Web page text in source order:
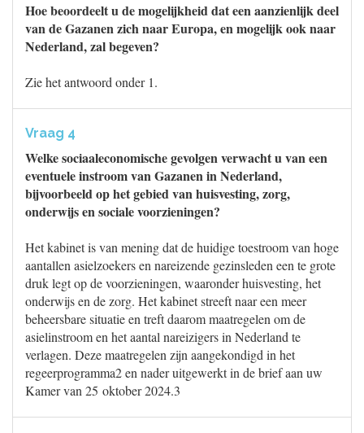
Hoe beoordeelt u de mogelijkheid dat een aanzienlijk deel
van de Gazanen zich naar Europa, en mogelijk ook naar
Nederland, zal begeven?
Zie het antwoord onder 1.
Vraag 4
Welke sociaaleconomische gevolgen verwacht u van een
eventuele instroom van Gazanen in Nederland,
bijvoorbeeld op het gebied van huisvesting, zorg,
onderwijs en sociale voorzieningen?
Het kabinet is van mening dat de huidige toestroom van hoge
aantallen asielzoekers en nareizende gezinsleden een te grote
druk legt op de voorzieningen, waaronder huisvesting, het
onderwijs en de zorg. Het kabinet streeft naar een meer
beheersbare situatie en treft daarom maatregelen om de
asielinstroom en het aantal nareizigers in Nederland te
verlagen. Deze maatregelen zijn aangekondigd in het
regeerprogramma2 en nader uitgewerkt in de brief aan uw
Kamer van 25 oktober 2024.3